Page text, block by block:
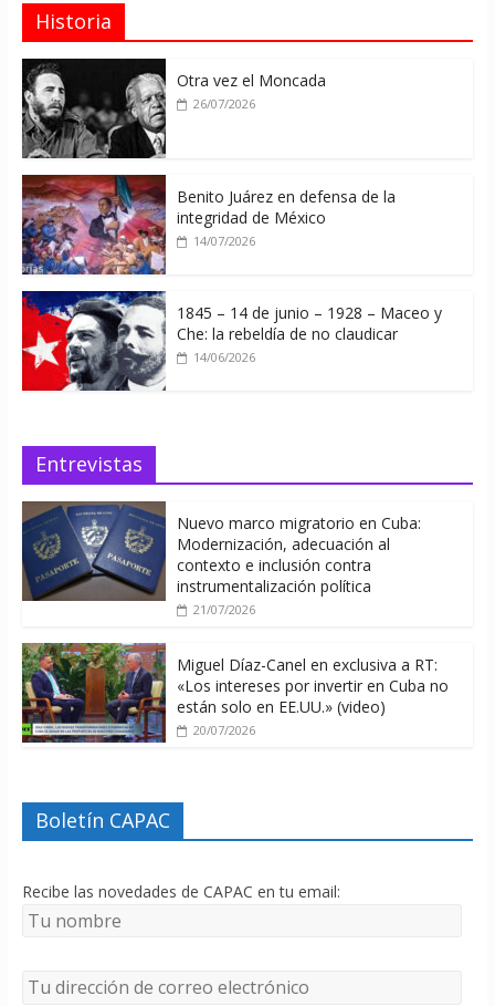
Historia
Otra vez el Moncada
26/07/2026
Benito Juárez en defensa de la
integridad de México
14/07/2026
1845 – 14 de junio – 1928 – Maceo y
Che: la rebeldía de no claudicar
14/06/2026
Entrevistas
Nuevo marco migratorio en Cuba:
Modernización, adecuación al
contexto e inclusión contra
instrumentalización política
21/07/2026
Miguel Díaz-Canel en exclusiva a RT:
«Los intereses por invertir en Cuba no
están solo en EE.UU.» (video)
20/07/2026
Boletín CAPAC
Recibe las novedades de CAPAC en tu email: